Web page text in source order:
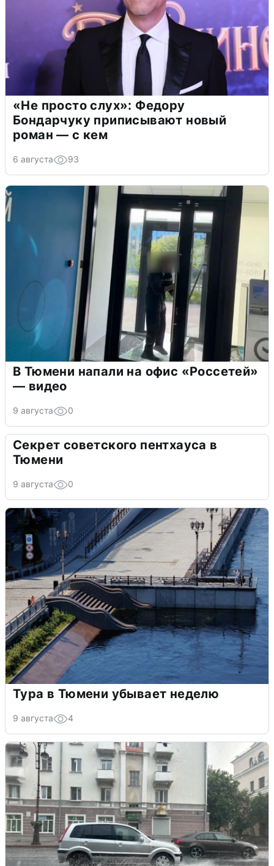
«Не просто слух»: Федору
Бондарчуку приписывают новый
роман — с кем
6 августа 93
В Тюмени напали на офис «Россетей»
— видео
9 августа 0
Секрет советского пентхауса в
Тюмени
9 августа 0
Тура в Тюмени убывает неделю
9 августа 4